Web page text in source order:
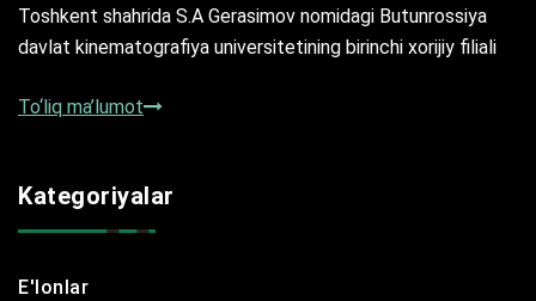
Toshkent shahrida S.A Gerasimov nomidagi Butunrossiya
davlat kinematografiya universitetining birinchi xorijiy filiali
To‘liq ma’lumot
Kategoriyalar
E'lonlar